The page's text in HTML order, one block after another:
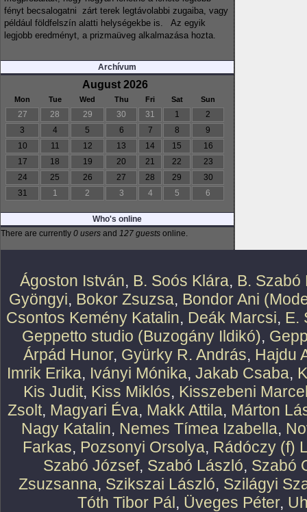
fényt becsalogatni zárt terek legtávolabbi zugaiba, vagy
például földfelszín alatti helységekbe is. Az egyik
legjobb eredményt, a prizmaüveg alkalmazása hozta.
Archívum
August 2026
Mon Tue Wed Thu Fri Sat Sun
27 28 29 30 31 1
2
3
4 5 6 7 8
9
10
11 12 13 14 15
16
17
18 19 20 21 22
23
24
25 26 27 28 29
30
31
1 2 3 4 5 6
Who's online
There are currently 0 users and 127 guests online.
Ágoston István, B. Soós Klára, B. Szabó
Gyöngyi, Bokor Zsuzsa, Bondor Ani
Csontos Kemény Katalin, Deák Marcsi, E.
Geppetto studio (Buzogány Ildikó),
Árpád Hunor, Gyürky R. András, Hajdu
Imrik Erika, Iványi Mónika, Jakab Csaba,
Kis Judit, Kiss Miklós, Kisszebeni
Zsolt, Magyari Éva, Makk Attila, Márton
Nagy Katalin, Nemes Tímea Izabella,
Farkas, Pozsonyi Orsolya, Rádóczy (f)
Szabó József, Szabó László, Szabó
Zsuzsanna, Szikszai László, Szilágyi
Tóth Tibor Pál, Üveges Péter,